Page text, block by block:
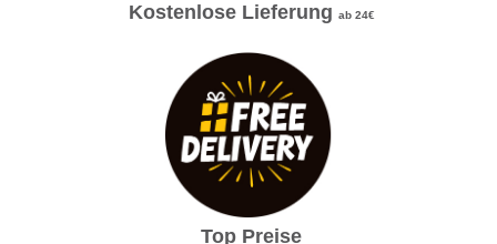
Kostenlose Lieferung ab 24€
Top Preise